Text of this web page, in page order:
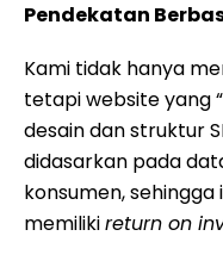
Pendekatan
Kami tidak hanya
tetapi website yang
desain dan struktur
didasarkan pada
konsumen,
memilikireturn on